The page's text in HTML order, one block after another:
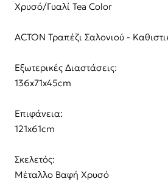
Χρυσό/Γυαλί Tea Color
ACTON Τραπέζι Σαλονιού -
Εξωτερικές Διαστάσεις:
136x71x45cm
Επιφάνεια:
121x61cm
Σκελετός:
Μέταλλο Βαφή Χρυσό